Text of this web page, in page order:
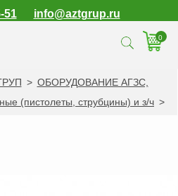
51 info@aztgrup.ru
0
> ОБОРУДОВАНИЕ АГЗС,
(пистолеты, струбцины) и з/ч >